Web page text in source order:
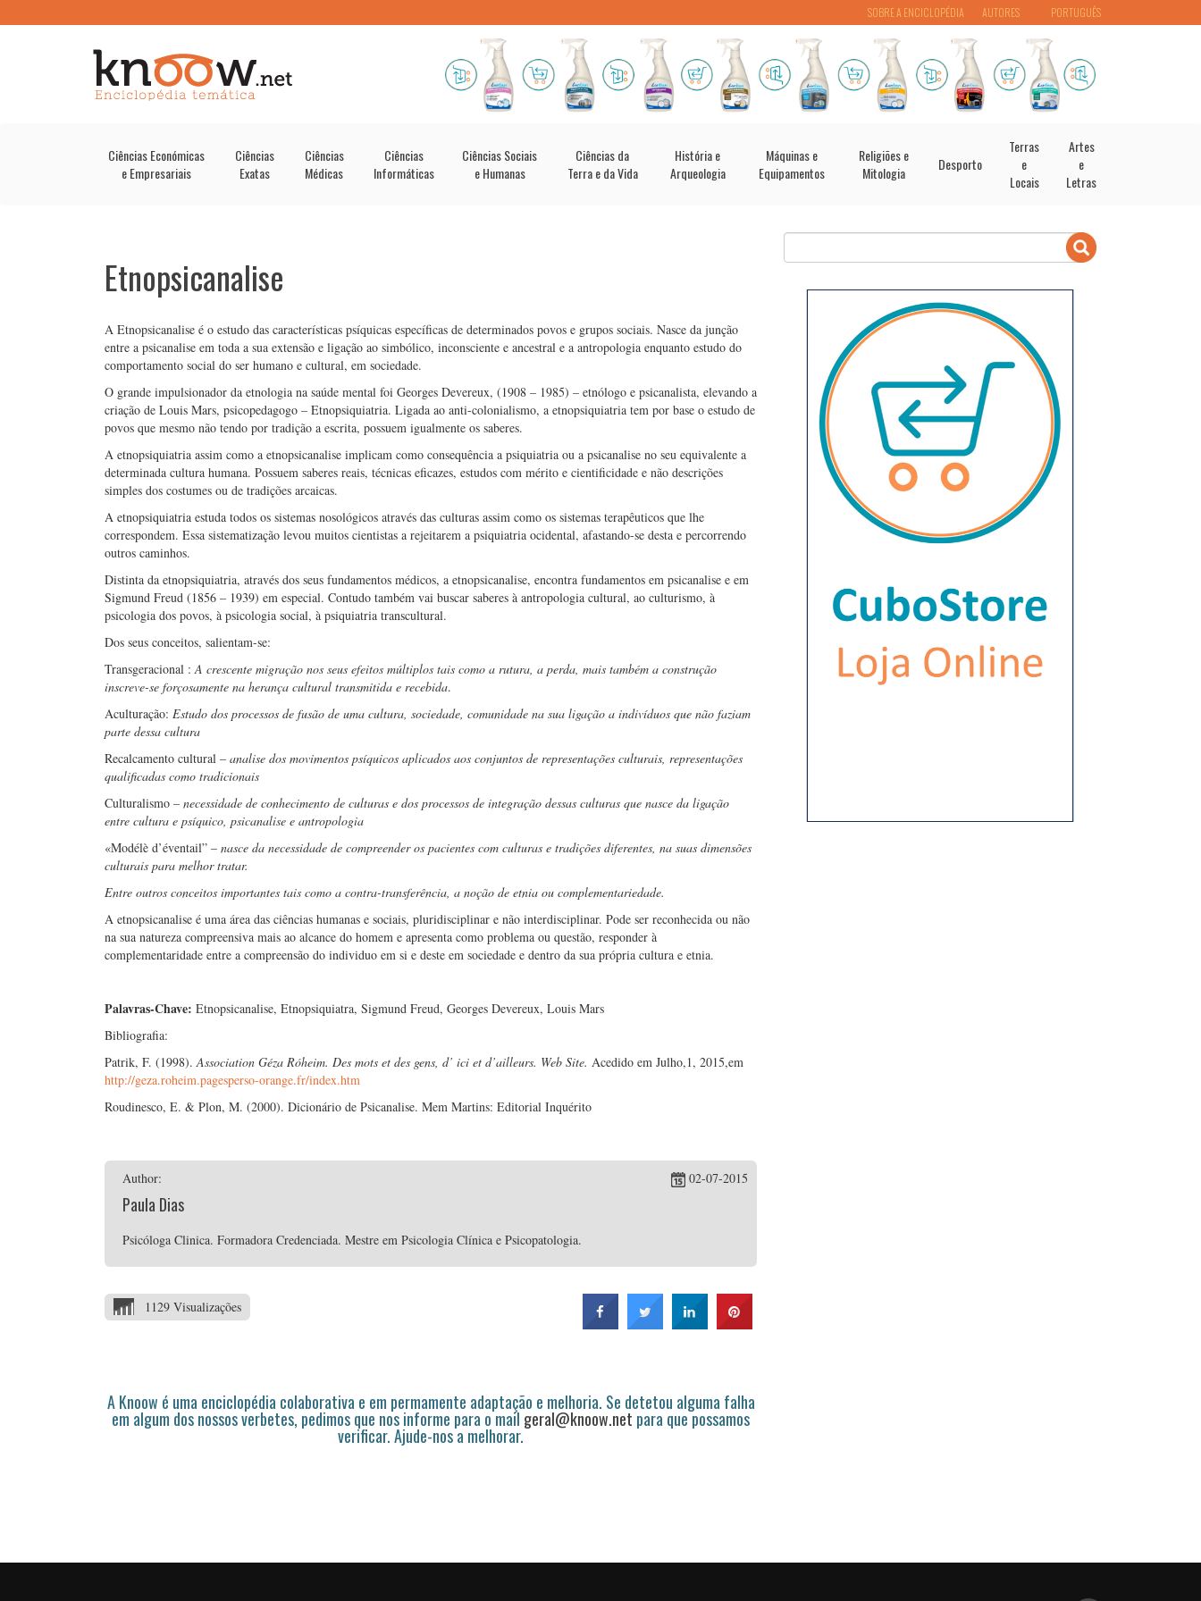
PORTUGUÊS
SOBRE A ENCICLOPÉDIA AUTORES
Ciências Económicas
e Empresariais
Ciências
Exatas
Ciências
Médicas
Ciências
Informáticas
Ciências Sociais
e Humanas
Ciências da
Terra e da Vida
História e
Arqueologia
Máquinas e
Equipamentos
Religiões e
Mitologia
Desporto
Terras
e
Locais
Artes
e
Letras
Etnopsicanalise
A Etnopsicanalise é o estudo das características psíquicas específicas de determinados povos e grupos sociais. Nasce da junção
entre a psicanalise em toda a sua extensão e ligação ao simbólico, inconsciente e ancestral e a antropologia enquanto estudo do
comportamento social do ser humano e cultural, em sociedade.
O grande impulsionador da etnologia na saúde mental foi Georges Devereux, (1908 – 1985) – etnólogo e psicanalista, elevando a
criação de Louis Mars, psicopedagogo – Etnopsiquiatria. Ligada ao anti-colonialismo, a etnopsiquiatria tem por base o estudo de
povos que mesmo não tendo por tradição a escrita, possuem igualmente os saberes.
A etnopsiquiatria assim como a etnopsicanalise implicam como consequência a psiquiatria ou a psicanalise no seu equivalente a
determinada cultura humana. Possuem saberes reais, técnicas eficazes, estudos com mérito e cientificidade e não descrições
simples dos costumes ou de tradições arcaicas.
A etnopsiquiatria estuda todos os sistemas nosológicos através das culturas assim como os sistemas terapêuticos que lhe
correspondem. Essa sistematização levou muitos cientistas a rejeitarem a psiquiatria ocidental, afastando-se desta e percorrendo
outros caminhos.
Distinta da etnopsiquiatria, através dos seus fundamentos médicos, a etnopsicanalise, encontra fundamentos em psicanalise e em
Sigmund Freud (1856 – 1939) em especial. Contudo também vai buscar saberes à antropologia cultural, ao culturismo, à
psicologia dos povos, à psicologia social, à psiquiatria transcultural.
Dos seus conceitos, salientam-se:
Transgeracional :A crescente migração nos seus efeitos múltiplos tais como a rutura, a perda, mais também a construção
inscreve-se forçosamente na herança cultural transmitida e recebida.
Aculturação: Estudo dos processos de fusão de uma cultura, sociedade, comunidade na sua ligação a indivíduos que não faziam
parte dessa cultura
Recalcamento cultural – analise dos movimentos psíquicos aplicados aos conjuntos de representações culturais, representações
qualificadas como tradicionais
Culturalismo – necessidade de conhecimento de culturas e dos processos de integração dessas culturas que nasce da ligação
entre cultura e psíquico, psicanalise e antropologia
«Modélè d’éventail” – nasce da necessidade de compreender os pacientes com culturas e tradições diferentes, na suas dimensões
culturais para melhor tratar.
Entre outros conceitos importantes tais como a contra-transferência, a noção de etnia ou complementariedade.
A etnopsicanalise é uma área das ciências humanas e sociais, pluridisciplinar e não interdisciplinar. Pode ser reconhecida ou não
na sua natureza compreensiva mais ao alcance do homem e apresenta como problema ou questão, responder à
complementaridade entre a compreensão do individuo em si e deste em sociedade e dentro da sua própria cultura e etnia.
Palavras-Chave: Etnopsicanalise, Etnopsiquiatra, Sigmund Freud, Georges Devereux, Louis Mars
Bibliografia:
Patrik, F. (1998).Association Géza Róheim. Des mots et des gens, d’ ici et d’ailleurs. Web Site. Acedido em Julho,1, 2015,em
http://geza.roheim.pagesperso-orange.fr/index.htm
Roudinesco, E. & Plon, M. (2000). Dicionário de Psicanalise. Mem Martins: Editorial Inquérito
Author:
Paula Dias
02-07-2015
Psicóloga Clinica. Formadora Credenciada. Mestre em Psicologia Clínica e Psicopatologia.
1129 Visualizações
A Knoow é uma enciclopédia colaborativa e em permamente adaptação e melhoria. Se detetou alguma falha
em algum dos nossos verbetes, pedimos que nos informe para o mail geral@knoow.net para que possamos
verificar. Ajude-nos a melhorar.